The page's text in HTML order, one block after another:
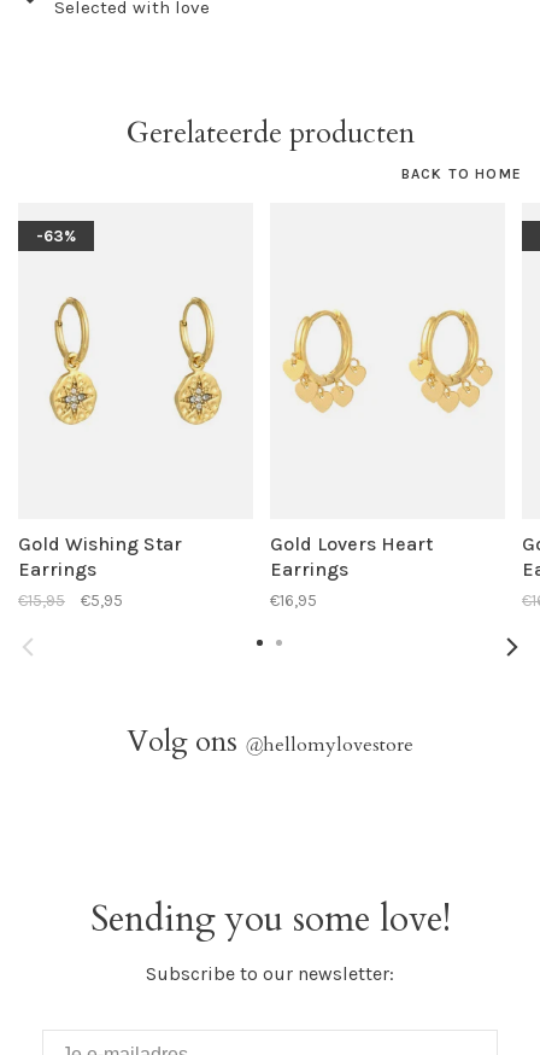
Selected with love
Gerelateerde producten
BACK TO HOME
-63%
Gold Wishing Star
Earrings
€15,95 €5,95
Gold Lovers Heart
Earrings
€16,95
Volg ons @hellomylovestore
Sending you some love!
Subscribe to our newsletter: